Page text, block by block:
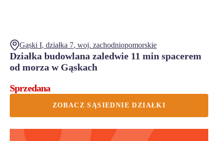
Gąski I, działka 7, woj. zachodniopomorskie
Działka budowlana zaledwie 11 min spacerem
od morza w Gąskach
Sprzedana
ZOBACZ SĄSIEDNIE DZIAŁKI